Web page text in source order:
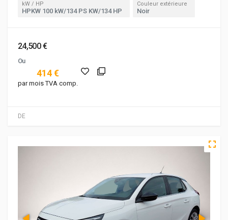
DE
kW / HP
HPKW 100 kW/134 PS KW/134 HP
Couleur extérieure
Noir
24,500 €
Ou
414 €
par mois TVA comp.